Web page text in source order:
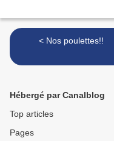
< Nos poulettes!!
Hébergé par Canalblog
Top articles
Pages